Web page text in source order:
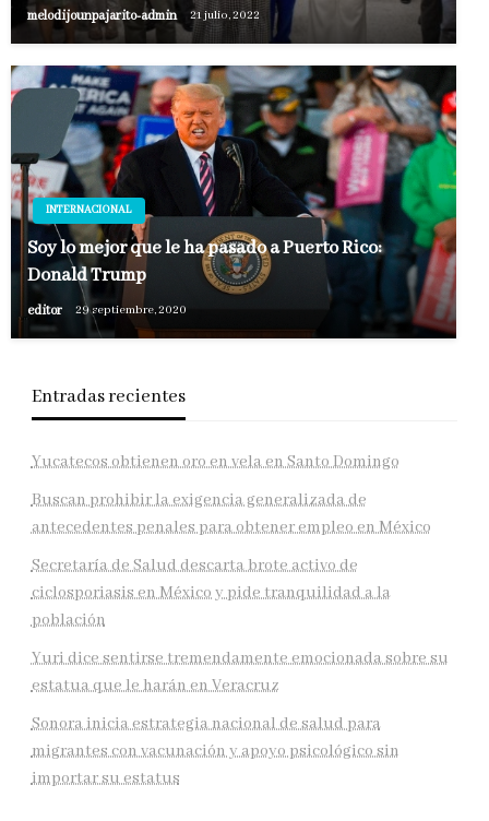
melodijounpajarito-admin 21 julio, 2022
INTERNACIONAL
Soy lo mejor que le ha pasado a Puerto Rico:
Donald Trump
editor 29 septiembre, 2020
Entradas recientes
Yucatecos obtienen oro en vela en Santo Domingo
Buscan prohibir la exigencia generalizada de
antecedentes penales para obtener empleo en México
Secretaría de Salud descarta brote activo de
ciclosporiasis en México y pide tranquilidad a la
población
Yuri dice sentirse tremendamente emocionada sobre su
estatua que le harán en Veracruz
Sonora inicia estrategia nacional de salud para
migrantes con vacunación y apoyo psicológico sin
importar su estatus